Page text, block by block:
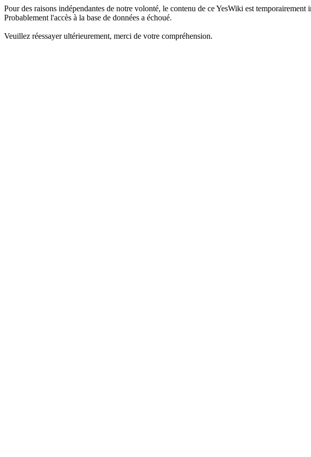
Pour des raisons indépendantes de notre volonté, le contenu de ce YesWiki est temporairement
Probablement l'accès à la base de données a échoué.
Veuillez réessayer ultérieurement, merci de votre compréhension.